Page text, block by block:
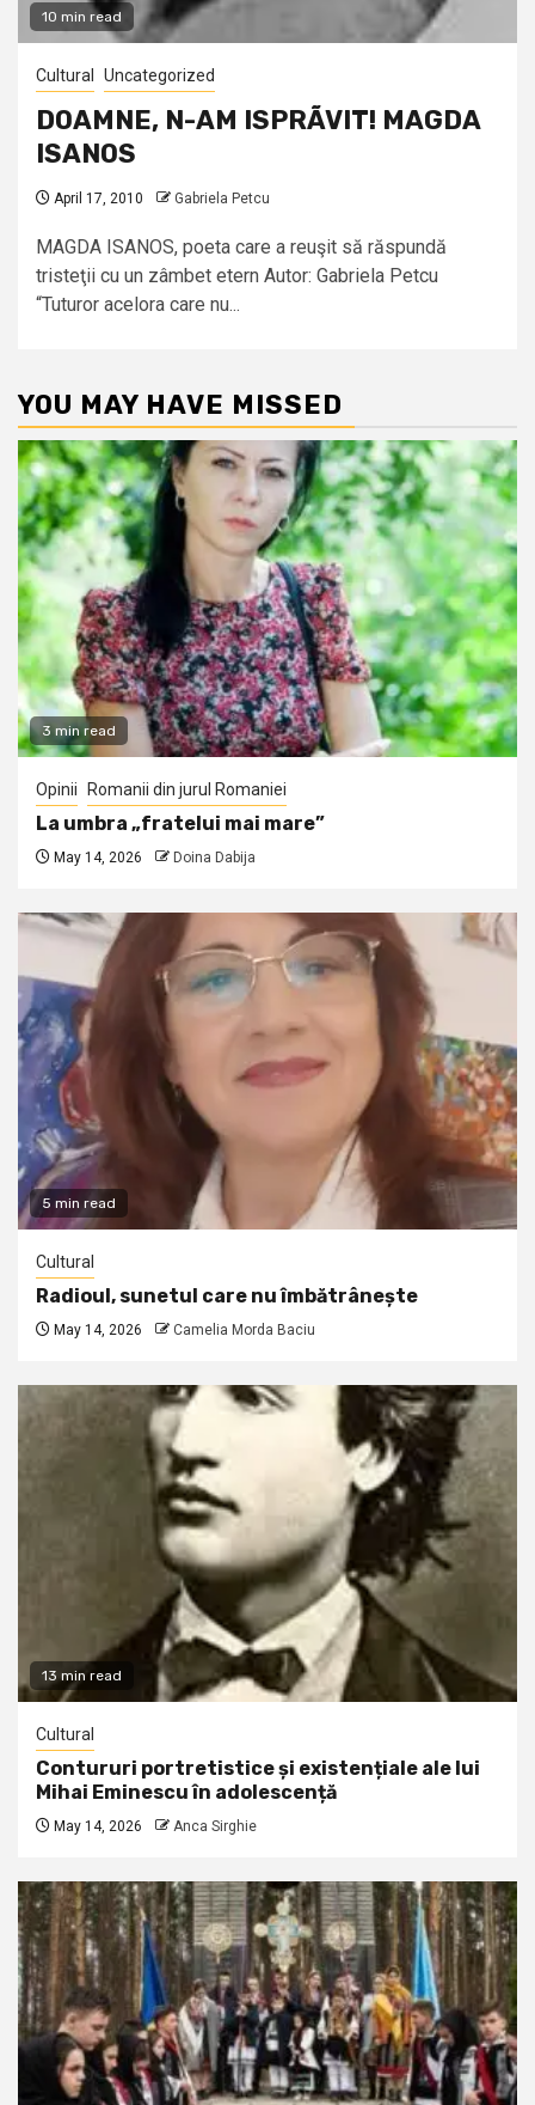
10 min read
Cultural Uncategorized
DOAMNE, N-AM ISPRÃVIT! MAGDA
ISANOS
April 17, 2010 Gabriela Petcu
MAGDA ISANOS, poeta care a reuşit să răspundă
tristeţii cu un zâmbet etern Autor: Gabriela Petcu
“Tuturor acelora care nu...
YOU MAY HAVE MISSED
3 min read
Opinii Romanii din jurul Romaniei
La umbra „fratelui mai mare”
May 14, 2026 Doina Dabija
5 min read
Cultural
Radioul, sunetul care nu îmbătrânește
May 14, 2026 Camelia Morda Baciu
13 min read
Cultural
Contururi portretistice și existențiale ale lui
Mihai Eminescu în adolescență
May 14, 2026 Anca Sirghie